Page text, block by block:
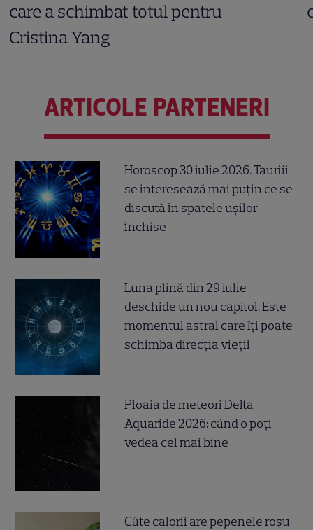
care a schimbat totul pentru
Cristina Yang
ARTICOLE PARTENERI
Horoscop 30 iulie 2026. Tauriii
se interesează mai puțin ce se
discută în spatele ușilor
închise
Luna plină din 29 iulie
deschide un nou capitol. Este
momentul astral care îți poate
schimba direcția vieții
Ploaia de meteori Delta
Aquaride 2026: când o poți
vedea cel mai bine
Câte calorii are pepenele roșu